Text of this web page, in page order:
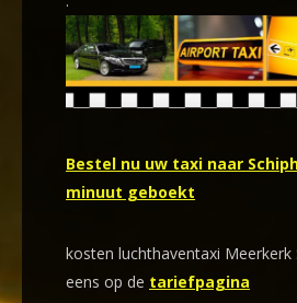
Bestel nu uw taxi naar
minuut geboekt
kosten luchthaventaxi Meerkerk
eens op de tariefpagina